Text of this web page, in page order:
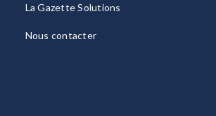
La Gazette Solutions
Nous contacter